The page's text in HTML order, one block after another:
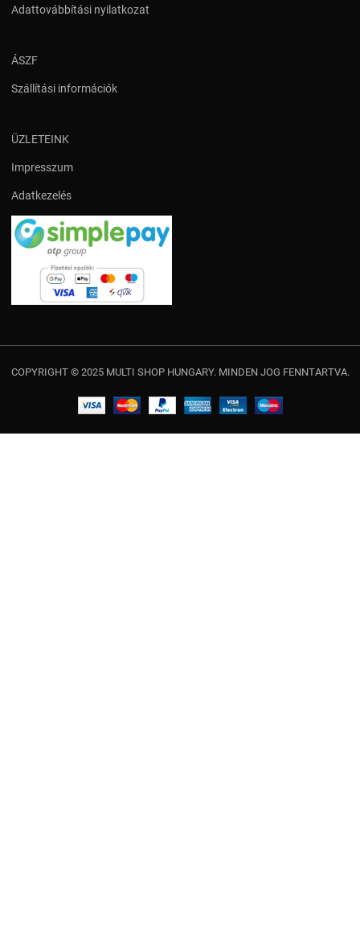
Adattovábbítási nyilatkozat
ÁSZF
Szállítási információk
ÜZLETEINK
Impresszum
Adatkezelés
COPYRIGHT © 2025 MULTI SHOP HUNGARY. MINDEN JOG FENNTARTVA.